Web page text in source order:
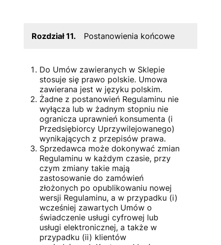
Rozdział 11. Postanowienia końcowe
Do Umów zawieranych w Sklepie
stosuje się prawo polskie. Umowa
zawierana jest w języku polskim.
Żadne z postanowień Regulaminu nie
wyłącza lub w żadnym stopniu nie
ogranicza uprawnień konsumenta (i
Przedsiębiorcy Uprzywilejowanego)
wynikających z przepisów prawa.
Sprzedawca może dokonywać zmian
Regulaminu w każdym czasie, przy
czym zmiany takie mają
zastosowanie do zamówień
złożonych po opublikowaniu nowej
wersji Regulaminu, a w przypadku (i)
wcześniej zawartych Umów o
świadczenie usługi cyfrowej lub
usługi elektronicznej, a także w
przypadku (ii) klientów